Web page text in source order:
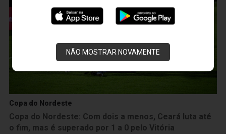
NÃO MOSTRAR NOVAMENTE
Copa do Nordeste
Copa do Nordeste: Com dois a menos, Ceará luta até
o fim, mas é superado por 1 a 0 pelo Vitória